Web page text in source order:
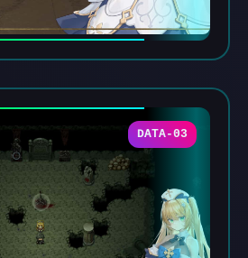
DATA-03